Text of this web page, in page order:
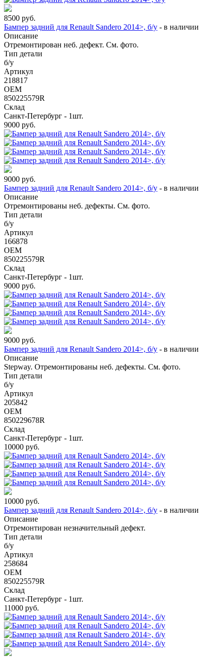
8500 руб.
Бампер задний для Renault Sandero 2014>, б/у - в наличии
Описание
Отремонтирован неб. дефект. См. фото.
Тип детали
б/у
Артикул
218817
OEM
850225579R
Склад
Санкт-Петербург - 1шт.
9000 руб.
9000 руб.
Бампер задний для Renault Sandero 2014>, б/у - в наличии
Описание
Отремонтированы неб. дефекты. См. фото.
Тип детали
б/у
Артикул
166878
OEM
850225579R
Склад
Санкт-Петербург - 1шт.
9000 руб.
9000 руб.
Бампер задний для Renault Sandero 2014>, б/у - в наличии
Описание
Stepway. Отремонтированы неб. дефекты. См. фото.
Тип детали
б/у
Артикул
205842
OEM
850229678R
Склад
Санкт-Петербург - 1шт.
10000 руб.
10000 руб.
Бампер задний для Renault Sandero 2014>, б/у - в наличии
Описание
Отремонтирован незначительный дефект.
Тип детали
б/у
Артикул
258684
OEM
850225579R
Склад
Санкт-Петербург - 1шт.
11000 руб.